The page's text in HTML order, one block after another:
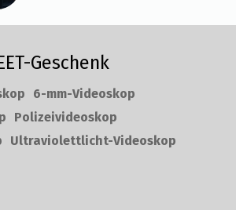
Geschenk
6-mm-Videoskop
Polizeivideoskop
Ultraviolettlicht-Videoskop